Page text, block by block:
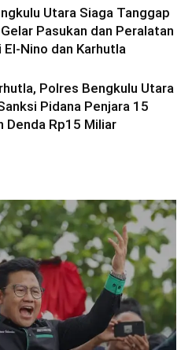
Utara Siaga Tanggap
Pasukan dan Peralatan
Nino dan Karhutla
Polres Bengkulu Utara
Pidana Penjara 15
Denda Rp15 Miliar